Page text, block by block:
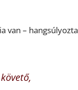
van – hangsúlyozta